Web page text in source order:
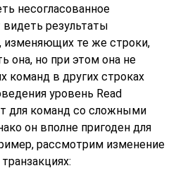
несогласованное
результаты
изменяющих те же строки,
она, но при этом она не
команд в других строках
уровень Read
для команд со сложными
он вполне пригоден для
рассмотрим изменение